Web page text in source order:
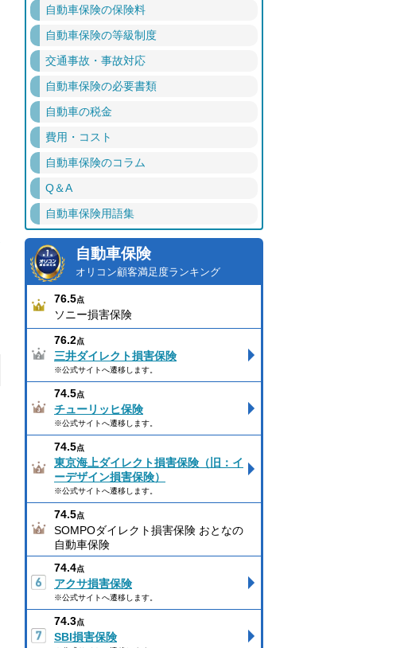
自動車保険の保険料
自動車保険の等級制度
交通事故・事故対応
自動車保険の必要書類
自動車の税金
費用・コスト
自動車保険のコラム
Q＆A
自動車保険用語集
自動車保険
オリコン顧客満足度ランキング
76.5点
ソニー損害保険
76.2点
三井ダイレクト損害保険
※公式サイトへ遷移します。
74.5点
チューリッヒ保険
※公式サイトへ遷移します。
74.5点
東京海上ダイレクト損害保険（旧：イ
ーデザイン損害保険）
※公式サイトへ遷移します。
74.5点
SOMPOダイレクト損害保険 おとなの
自動車保険
74.4点
アクサ損害保険
※公式サイトへ遷移します。
74.3点
SBI損害保険